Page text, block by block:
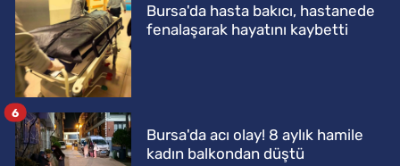
Bursa'da hasta bakıcı, hastanede
fenalaşarak hayatını kaybetti
Bursa'da acı olay! 8 aylık hamile
kadın balkondan düştü
6